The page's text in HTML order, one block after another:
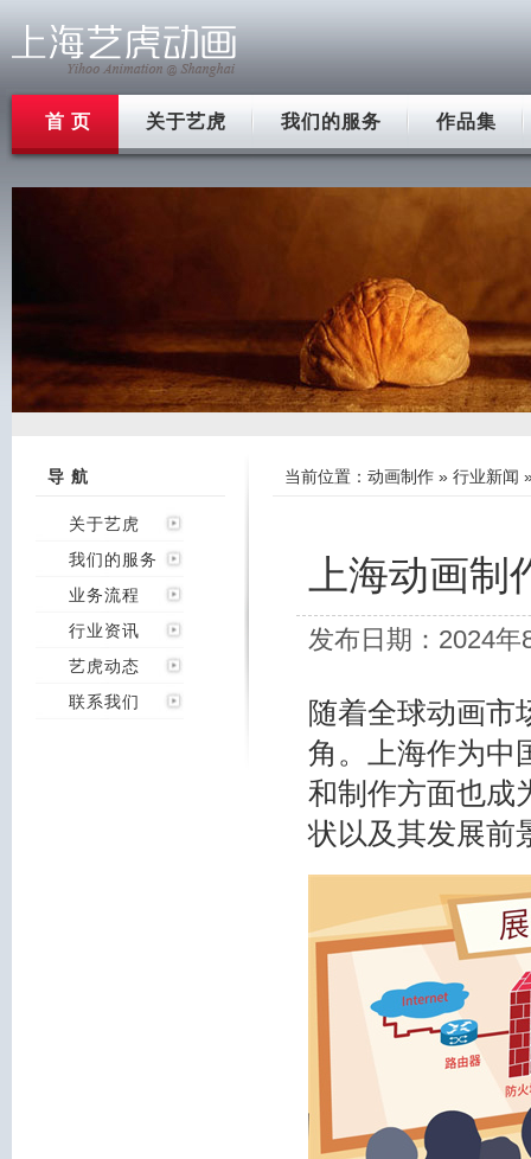
首 页 关于艺虎 我们的服务 作品集
导 航
关于艺虎
我们的服务
业务流程
行业资讯
艺虎动态
联系我们
当前位置： 动画制作 » 行业新闻
上海动画
发布日期：2024
随着全球动画市
角。上海作为中
和制作方面也成
状以及其发展前